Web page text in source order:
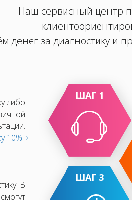
Наш сервисный центр
денег за диагностику и
ШАГ 1
либо
10%
ШАГ 3
В